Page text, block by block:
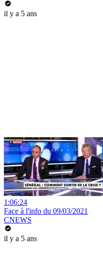
il y a 5 ans
1:06:24
Face à l'info du 09/03/2021
CNEWS
il y a 5 ans